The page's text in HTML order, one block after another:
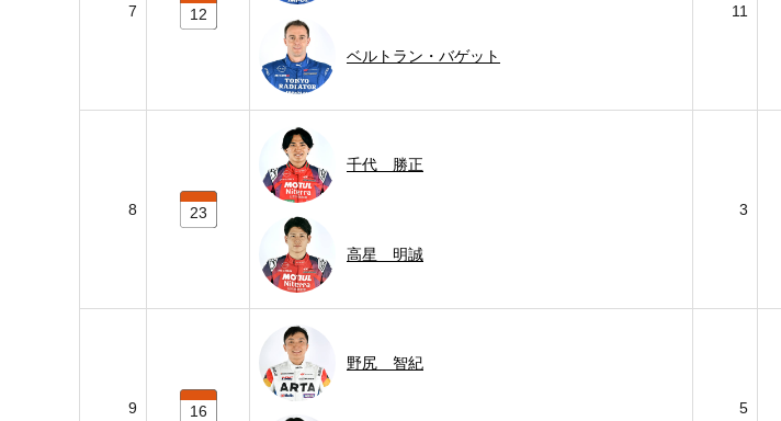
7 12
ベルトラン・バゲット
11
8 23
千代 勝正
高星 明誠
3
9 16
野尻 智紀
5